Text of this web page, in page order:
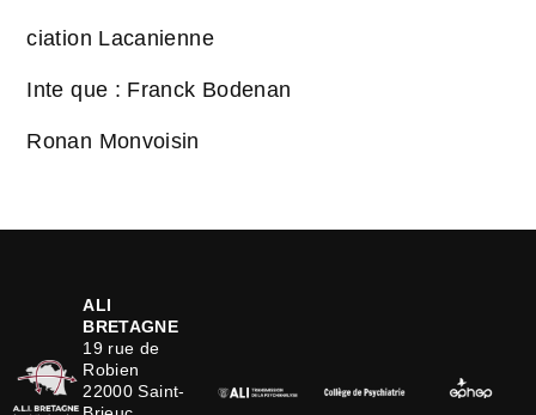
ciation Lacanienne
Inte que : Franck Bodenan
Ronan Monvoisin
ALI
BRETAGNE
19 rue de
Robien
22000 Saint-